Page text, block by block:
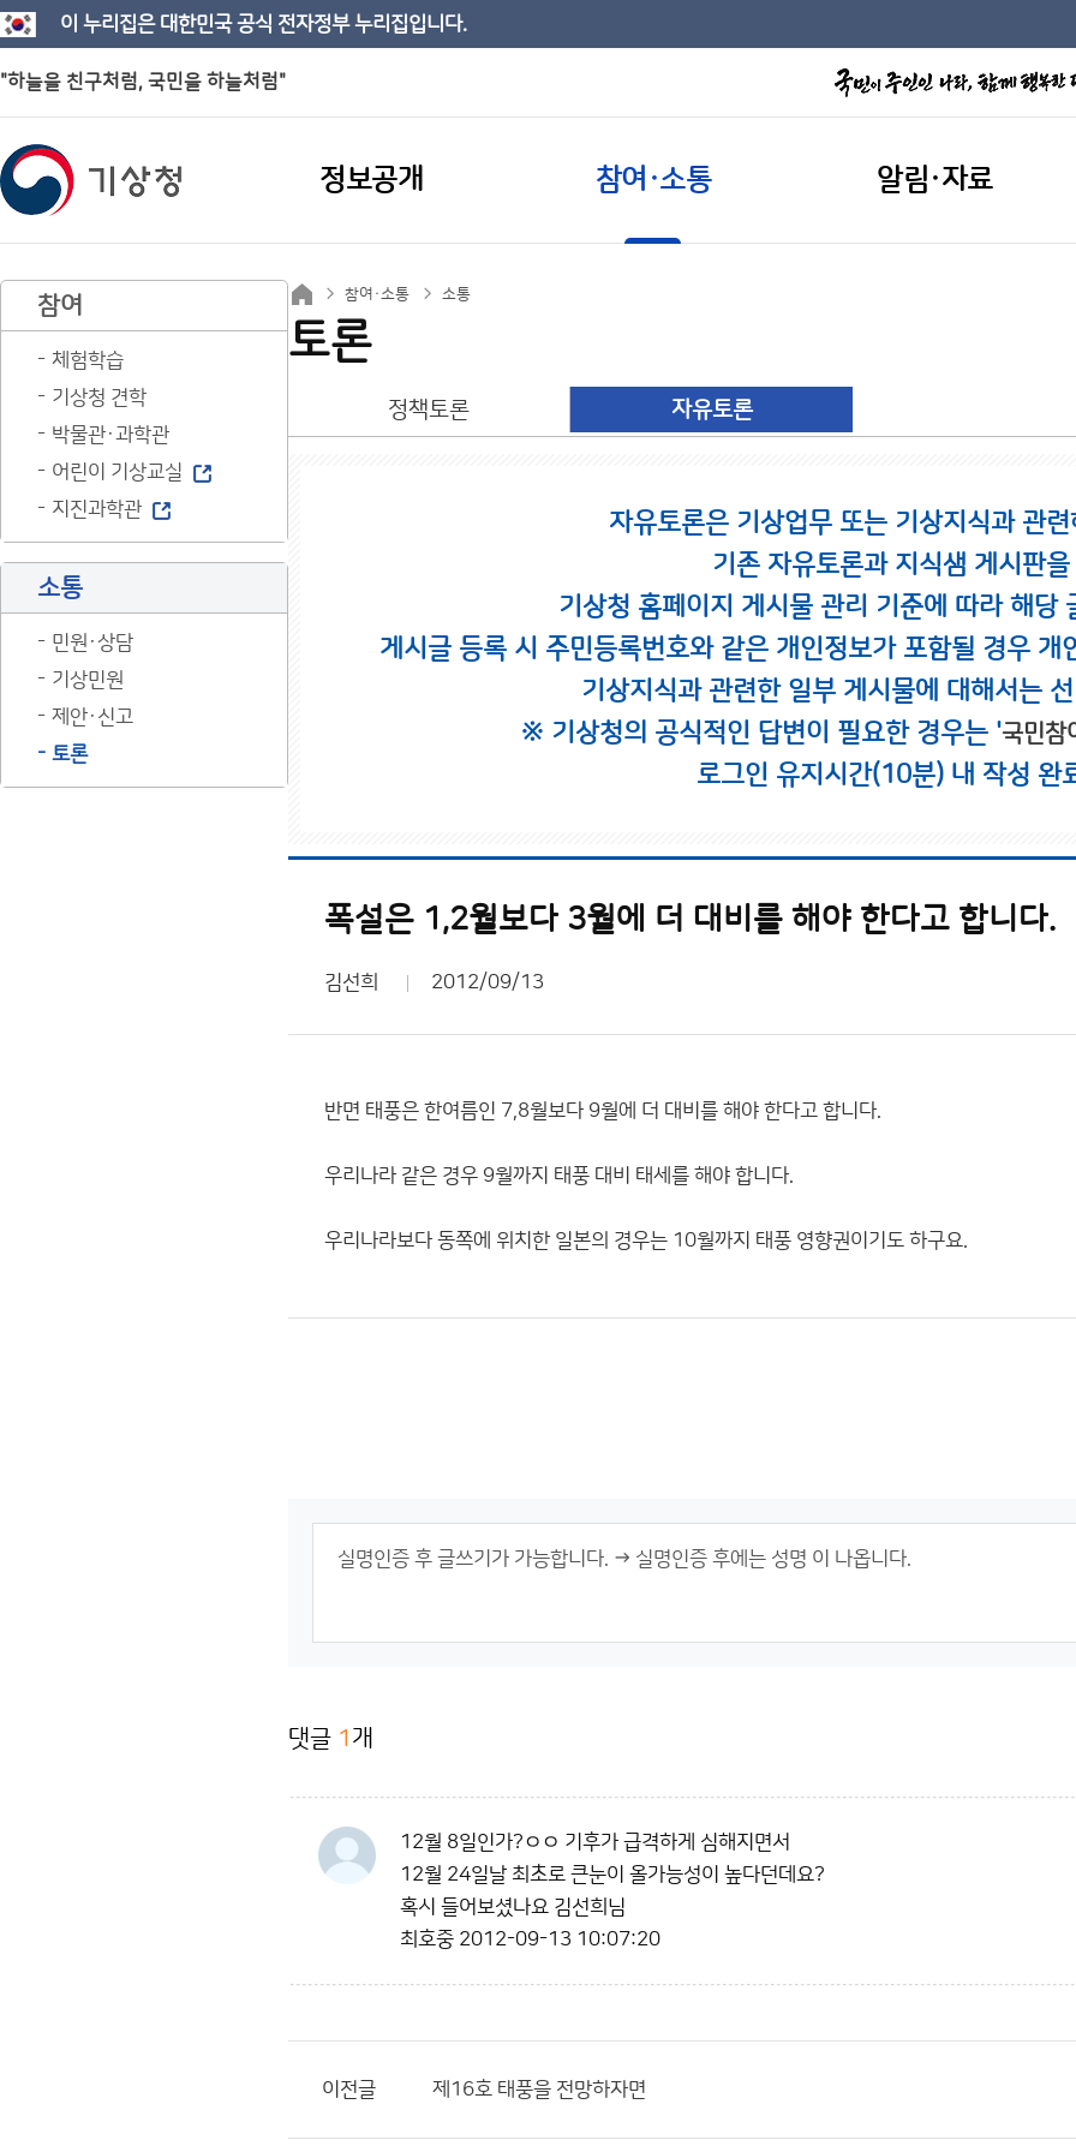
이 누리집은 대한민국 공식 전자정부 누리집입니다.
"하늘을 친구처럼, 국민을 하늘처럼"
정보공개 참여·소통 알림·자료
참여
체험학습
기상청 견학
박물관·과학관
어린이 기상교실
지진과학관
소통
민원·상담
기상민원
제안·신고
토론
참여·소통 소통
토론
정책토론 자유토론
자유토론은 기상업무 또는 기상지식과 관
기존 자유토론과 지식샘 게시판
기상청 홈페이지 게시물 관리 기준에 따라 해당
게시글 등록 시 주민등록번호와 같은 개인정보가 포함될 경우
기상지식과 관련한 일부 게시물에 대해서는
※ 기상청의 공식적인 답변이 필요한 경우는 '국민참
로그인 유지시간(10분) 내 작성 완
폭설은 1,2월보다 3월에 더 대비를 해야 한다고 합니다.
김선희 2012/09/13
반면 태풍은 한여름인 7,8월보다 9월에 더 대비를 해야 한다고 합니다.
우리나라 같은 경우 9월까지 태풍 대비 태세를 해야 합니다.
우리나라보다 동쪽에 위치한 일본의 경우는 10월까지 태풍 영향권이기도 하구요.
댓글 1 개
12월 8일인가?ㅇㅇ 기후가 급격하게 심해지면서
12월 24일날 최초로 큰눈이 올가능성이 높다던데요?
혹시 들어보셨나요 김선희님
최호중 2012-09-13 10:07:20
이전글 제16호 태풍을 전망하자면